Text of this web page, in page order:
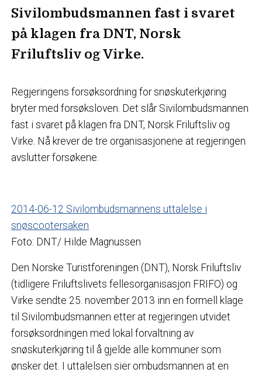
Sivilombudsmannen fast i svaret
på klagen fra DNT, Norsk
Friluftsliv og Virke.
Regjeringens forsøksordning for snøskuterkjøring
bryter med forsøksloven. Det slår Sivilombudsmannen
fast i svaret på klagen fra DNT, Norsk Friluftsliv og
Virke. Nå krever de tre organisasjonene at regjeringen
avslutter forsøkene.
2014-06-12 Sivilombudsmannens uttalelse i
snøscootersaken
Foto: DNT/ Hilde Magnussen
Den Norske Turistforeningen (DNT), Norsk Friluftsliv
(tidligere Friluftslivets fellesorganisasjon FRIFO) og
Virke sendte 25. november 2013 inn en formell klage
til Sivilombudsmannen etter at regjeringen utvidet
forsøksordningen med lokal forvaltning av
snøskuterkjøring til å gjelde alle kommuner som
ønsker det. I uttalelsen sier ombudsmannen at en